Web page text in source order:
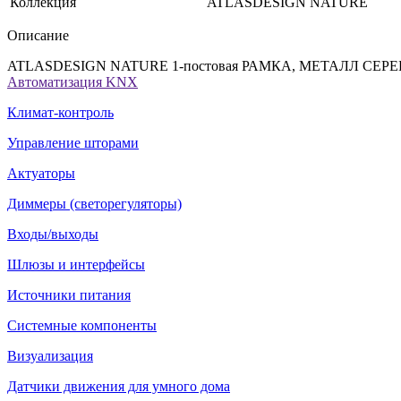
Описание
ATLASDESIGN NATURE 1-постовая РАМКА, МЕТАЛЛ
Автоматизация KNX
Климат-контроль
Управление шторами
Актуаторы
Диммеры (светорегуляторы)
Входы/выходы
Шлюзы и интерфейсы
Источники питания
Системные компоненты
Визуализация
Датчики движения для умного дома